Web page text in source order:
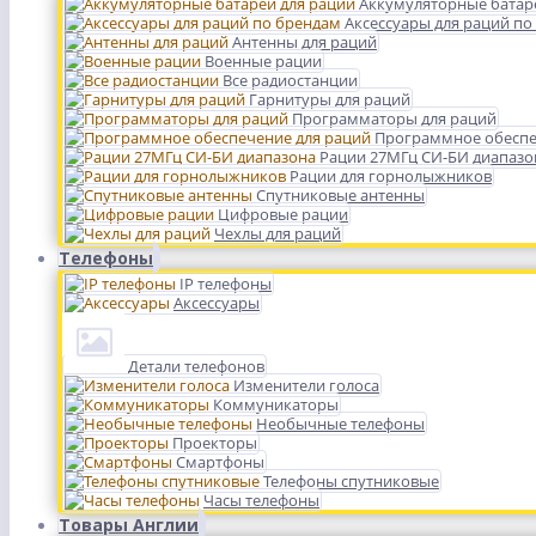
Аксессуары для раций
Антенны для раций
Военные рации
Все радиостанции
Гарнитуры для раций
Программаторы для раций
Программное
Рации 27МГц СИ-БИ
Рации для горнолыжников
Спутниковые антенны
Цифровые рации
Чехлы для раций
Телефоны
IP телефоны
Аксессуары
Детали телефонов
Изменители голоса
Коммуникаторы
Необычные телефоны
Проекторы
Смартфоны
Телефоны спутниковые
Часы телефоны
Товары Англии